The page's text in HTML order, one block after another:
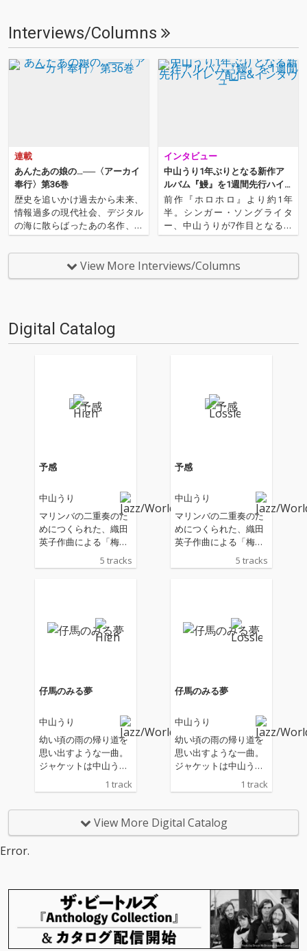
Interviews/Columns
連載
あんたあの娘の…──〈アーカイ
奉行〉第36巻
歴史を追いかけ過去から未来、
情報過多の現代社会、デジタル
の海に散らばったあの名作、こ
の名作たちをひとつにまとめる
仕事人…!〈アーカイ奉行〉が今
日もデジタルの乱世を治め
る…!'''〈アーカイ奉行〉と
インタビュー
中山うり1年ぶりとなる新作ア
ルバム『鰻』を1週間先行ハイ
レゾ配信&インタヴュー
前作『ホロホロ』より約1年
半。シンガー・ソングライタ
ー、中山うりが7作目となるア
ルバムが完成させました。タイ
トルは『鰻』。「時々ドキド
キ」のMVを見ればわかるよう
に、中山の醸し出す情緒あふれ
View More Interviews/Columns
Digital Catalog
予感
中山うり
マリンバの二重奏のた
めにつくられた、織田
英子作曲による「梅の
花の下で」は中山うり
がメロディーとハーモ
の誕生やおわり、再び
芽吹く」そんなことを
5 tracks
予感
中山うり
マリンバの二重奏のた
めにつくられた、織田
英子作曲による「梅の
花の下で」は中山うり
がメロディーとハーモ
の誕生やおわり、再び
芽吹く」そんなことを
5 tracks
仔馬のみる夢
中山うり
幼い頃の雨の帰り道を
思い出すような一曲。
ジャケットは中山うり
1 track
仔馬のみる夢
中山うり
幼い頃の雨の帰り道を
思い出すような一曲。
ジャケットは中山うり
1 track
View More Digital Catalog
Error.